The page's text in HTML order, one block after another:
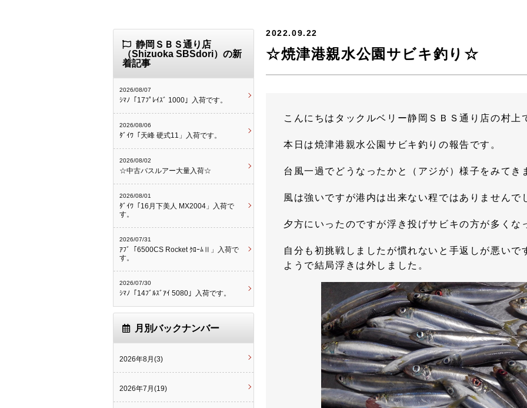
2022.09.22
☆焼津港親水公園サビキ釣り☆
こんにちはタックルベリー静岡ＳＢＳ通り店の村上
本日は焼津港親水公園サビキ釣りの報告です。
台風一過でどうなったかと（アジが）様子をみてき
風は強いですが港内は出来ない程ではありませんで
夕方にいったのですが浮き投げサビキの方が多くな
自分も初挑戦しましたが慣れないと手返しが悪いで
ようで結局浮きは外しました。
静岡ＳＢＳ通り店
（Shizuoka SBSdori）の新
着記事
2026/08/07
ｼﾏﾉ「17ﾌﾟﾚｲｽﾞ 1000」入荷です。
2026/08/06
ﾀﾞｲﾜ「天峰 硬式11」入荷です。
2026/08/02
☆中古バスルアー大量入荷☆
2026/08/01
ﾀﾞｲﾜ「16月下美人 MX2004」入荷で
す。
2026/07/31
ｱﾌﾞ「6500CS Rocket ｸﾛｰﾑⅡ」入荷で
す。
2026/07/30
ｼﾏﾉ「14ﾌﾞﾙｽﾞｱｲ 5080」入荷です。
月別バックナンバー
2026年8月(3)
2026年7月(19)